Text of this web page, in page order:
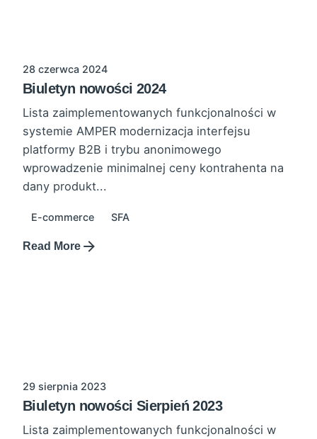
28 czerwca 2024
Biuletyn nowości 2024
Lista zaimplementowanych funkcjonalności w
systemie AMPER modernizacja interfejsu
platformy B2B i trybu anonimowego
wprowadzenie minimalnej ceny kontrahenta na
dany produkt...
E-commerce SFA
Read More
29 sierpnia 2023
Biuletyn nowości Sierpień 2023
Lista zaimplementowanych funkcjonalności w